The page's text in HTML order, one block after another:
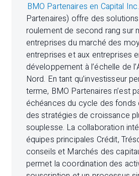
BMO Partenaires en Capital Inc.
Partenaires) offre des
roulement de second rang sur
entreprises du marché des
entreprises et aux entreprises
développement à l’échelle de
Nord. En tant qu’investisseur
terme, BMO Partenaires n’est
échéances du cycle des fonds
des stratégies de croissance
souplesse. La collaboration
équipes principales Crédit,
conseils et Marchés des
permet la coordination des